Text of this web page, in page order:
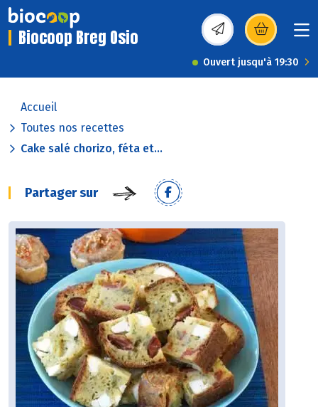
Biocoop Breg Osio (s’ouvre dans une
Ouvert jusqu'à 19:30
Accueil
Toutes nos recettes
Cake salé chorizo, féta et...
Partager sur